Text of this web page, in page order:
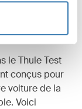
le Thule Test
conçus pour
voiture de la
Voici